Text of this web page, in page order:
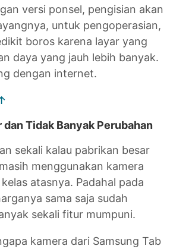
versi ponsel, pengisian akan
untuk pengoperasian,
boros karena layar yang
daya yang jauh lebih banyak.
dengan internet.
dan Tidak Banyak Perubahan
sekali kalau pabrikan besar
menggunakan kamera
atasnya. Padahal pada
sama saja sudah
sekali fitur mumpuni.
kamera dari Samsung Tab